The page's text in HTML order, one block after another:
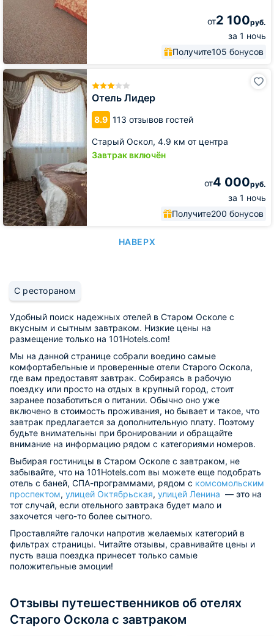
от2 100руб.
за 1 ночь
Получите105 бонусов
Отель Лидер
8.9 113 отзывов гостей
Старый Оскол, 4.9 км от центра
Завтрак включён
от4 000руб.
за 1 ночь
Получите200 бонусов
Отель
Лидер
НАВЕРХ
С рестораном
Удобный поиск надежных отелей в Старом Осколе с
вкусным и сытным завтраком. Низкие цены на
размещение только на 101Hotels.com!
Мы на данной странице собрали воедино самые
комфортабельные и проверенные отели Старого Оскола,
где вам предоставят завтрак. Собираясь в рабочую
поездку или просто на отдых в крупный город, стоит
заранее позаботиться о питании. Обычно оно уже
включено в стоимость проживания, но бывает и такое, что
завтрак предлагается за дополнительную плату. Поэтому
будьте внимательны при бронировании и обращайте
внимание на информацию рядом с категориями номеров.
Выбирая гостиницы в Старом Осколе с завтраком, не
забывайте, что на 101Hotels.com вы можете еще подобрать
отель с баней, СПА-программами, рядом с комсомольским
проспектом, улицей Октябрьская, улицей Ленина — это на
тот случай, если отельного завтрака будет мало и
захочется чего-то более сытного.
Проставляйте галочки напротив желаемых категорий в
фильтрах страницы. Читайте отзывы, сравнивайте цены и
пусть ваша поездка принесет только самые
положительные эмоции!
Отзывы путешественников об отелях
Старого Оскола с завтраком